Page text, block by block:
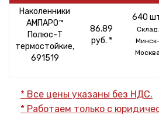
Наколенники
АМПАРО™
Полюс-Т
термостойкие,
691519
86.89
руб. *
640
Склад:
Минск-
Москва
* Все цены указаны без НДС.
* Работаем только с